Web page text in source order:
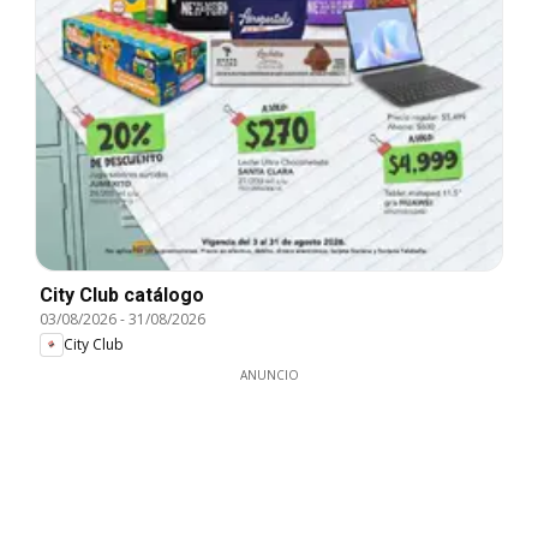
City Club catálogo
03/08/2026-31/08/2026
City Club
ANUNCIO